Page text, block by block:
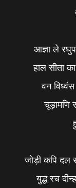
आज्ञा ले
हाल सीता
वन
चूड़ामणि
जोड़ी कपि दल
युद्ध रच